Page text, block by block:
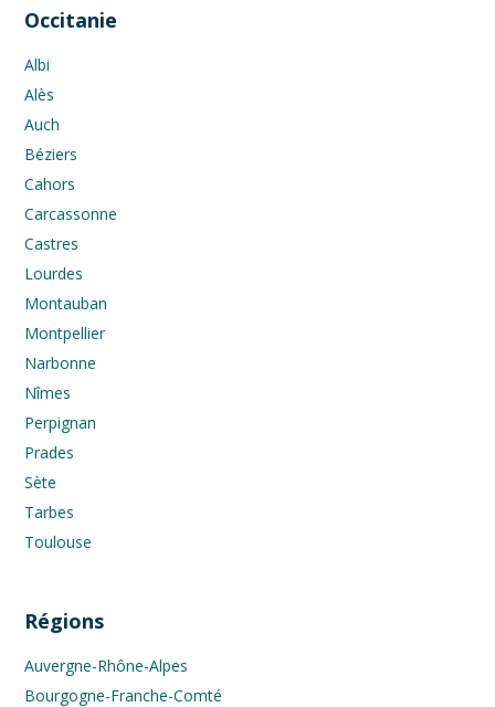
Occitanie
Albi
Alès
Auch
Béziers
Cahors
Carcassonne
Castres
Lourdes
Montauban
Montpellier
Narbonne
Nîmes
Perpignan
Prades
Sète
Tarbes
Toulouse
Régions
Auvergne-Rhône-Alpes
Bourgogne-Franche-Comté